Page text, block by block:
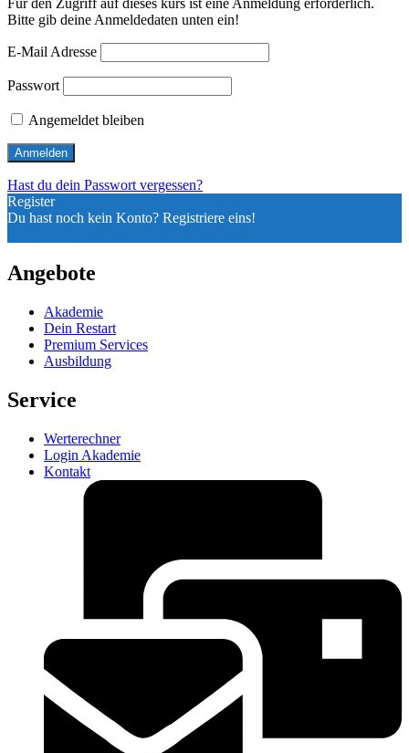
Bitte gib deine Anmeldedaten unten ein!
E-Mail Adresse
Passwort
Angemeldet bleiben
Hast du dein Passwort vergessen?
Register
Du hast noch kein Konto? Registriere eins!
Angebote
Akademie
Dein Restart
Premium Services
Ausbildung
Service
Werterechner
Login Akademie
Kontakt